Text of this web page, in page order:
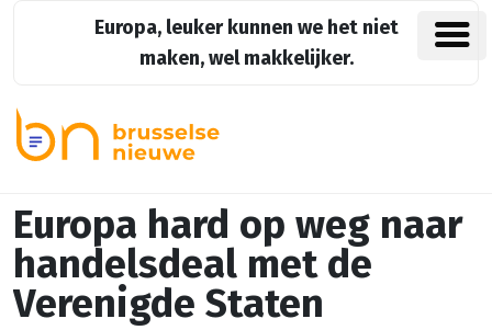
Europa, leuker kunnen we het niet
maken, wel makkelijker.
Europa hard op weg naar
handelsdeal met de
Verenigde Staten